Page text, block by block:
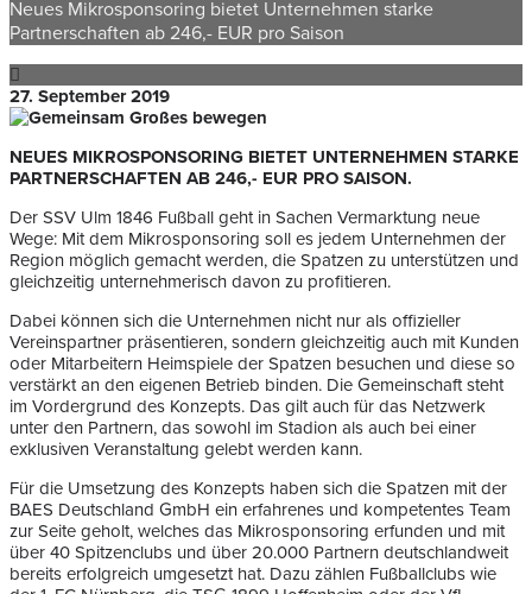
Neues Mikrosponsoring bietet Unternehmen starke
Partnerschaften ab 246,- EUR pro Saison
27. September 2019
NEUES MIKROSPONSORING BIETET UNTERNEHMEN STARKE
PARTNERSCHAFTEN AB 246,- EUR PRO SAISON.
Der SSV Ulm 1846 Fußball geht in Sachen Vermarktung neue
Wege: Mit dem Mikrosponsoring soll es jedem Unternehmen der
Region möglich gemacht werden, die Spatzen zu unterstützen und
gleichzeitig unternehmerisch davon zu profitieren.
Dabei können sich die Unternehmen nicht nur als offizieller
Vereinspartner präsentieren, sondern gleichzeitig auch mit Kunden
oder Mitarbeitern Heimspiele der Spatzen besuchen und diese so
verstärkt an den eigenen Betrieb binden. Die Gemeinschaft steht
im Vordergrund des Konzepts. Das gilt auch für das Netzwerk
unter den Partnern, das sowohl im Stadion als auch bei einer
exklusiven Veranstaltung gelebt werden kann.
Für die Umsetzung des Konzepts haben sich die Spatzen mit der
BAES Deutschland GmbH ein erfahrenes und kompetentes Team
zur Seite geholt, welches das Mikrosponsoring erfunden und mit
über 40 Spitzenclubs und über 20.000 Partnern deutschlandweit
bereits erfolgreich umgesetzt hat. Dazu zählen Fußballclubs wie